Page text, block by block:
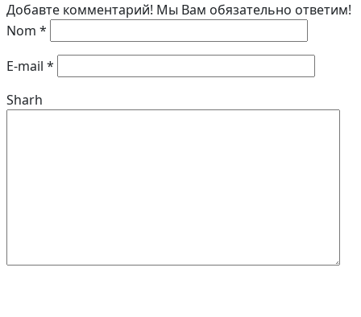
Добавте комментарий! Мы Вам обязательно ответим!
Nom *
E-mail *
Sharh